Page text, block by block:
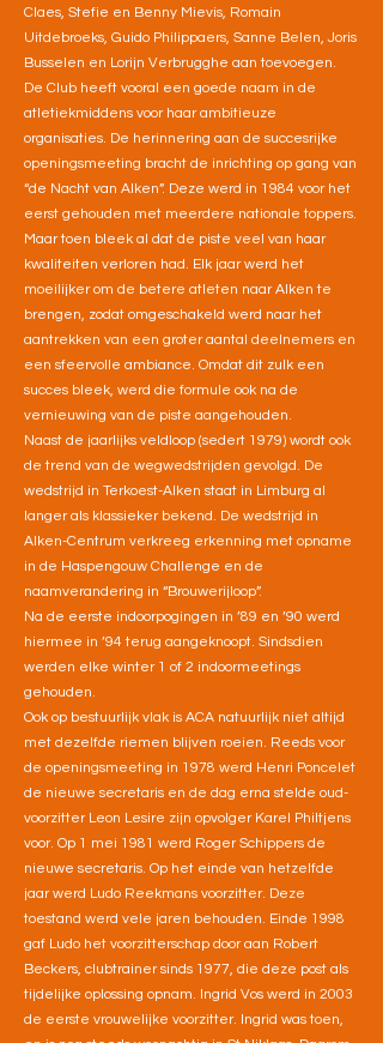
Claes, Stefie en Benny Mievis, Romain
Uitdebroeks, Guido Philippaers, Sanne Belen, Joris
Busselen en Lorijn Verbrugghe aan toevoegen.
De Club heeft vooral een goede naam in de
atletiekmiddens voor haar ambitieuze
organisaties. De herinnering aan de succesrijke
openingsmeeting bracht de inrichting op gang van
“de Nacht van Alken”. Deze werd in 1984 voor het
eerst gehouden met meerdere nationale toppers.
Maar toen bleek al dat de piste veel van haar
kwaliteiten verloren had. Elk jaar werd het
moeilijker om de betere atleten naar Alken te
brengen, zodat omgeschakeld werd naar het
aantrekken van een groter aantal deelnemers en
een sfeervolle ambiance. Omdat dit zulk een
succes bleek, werd die formule ook na de
vernieuwing van de piste aangehouden.
Naast de jaarlijks veldloop (sedert 1979) wordt ook
de trend van de wegwedstrijden gevolgd. De
wedstrijd in Terkoest-Alken staat in Limburg al
langer als klassieker bekend. De wedstrijd in
Alken-Centrum verkreeg erkenning met opname
in de Haspengouw Challenge en de
naamverandering in “Brouwerijloop”.
Na de eerste indoorpogingen in ’89 en ’90 werd
hiermee in ’94 terug aangeknoopt. Sindsdien
werden elke winter 1 of 2 indoormeetings
gehouden.
Ook op bestuurlijk vlak is ACA natuurlijk niet altijd
met dezelfde riemen blijven roeien. Reeds voor
de openingsmeeting in 1978 werd Henri Poncelet
de nieuwe secretaris en de dag erna stelde oud-
voorzitter Leon Lesire zijn opvolger Karel Philtjens
voor. Op 1 mei 1981 werd Roger Schippers de
nieuwe secretaris. Op het einde van hetzelfde
jaar werd Ludo Reekmans voorzitter. Deze
toestand werd vele jaren behouden. Einde 1998
gaf Ludo het voorzitterschap door aan Robert
Beckers, clubtrainer sinds 1977, die deze post als
tijdelijke oplossing opnam. Ingrid Vos werd in 2003
de eerste vrouwelijke voorzitter. Ingrid was toen,